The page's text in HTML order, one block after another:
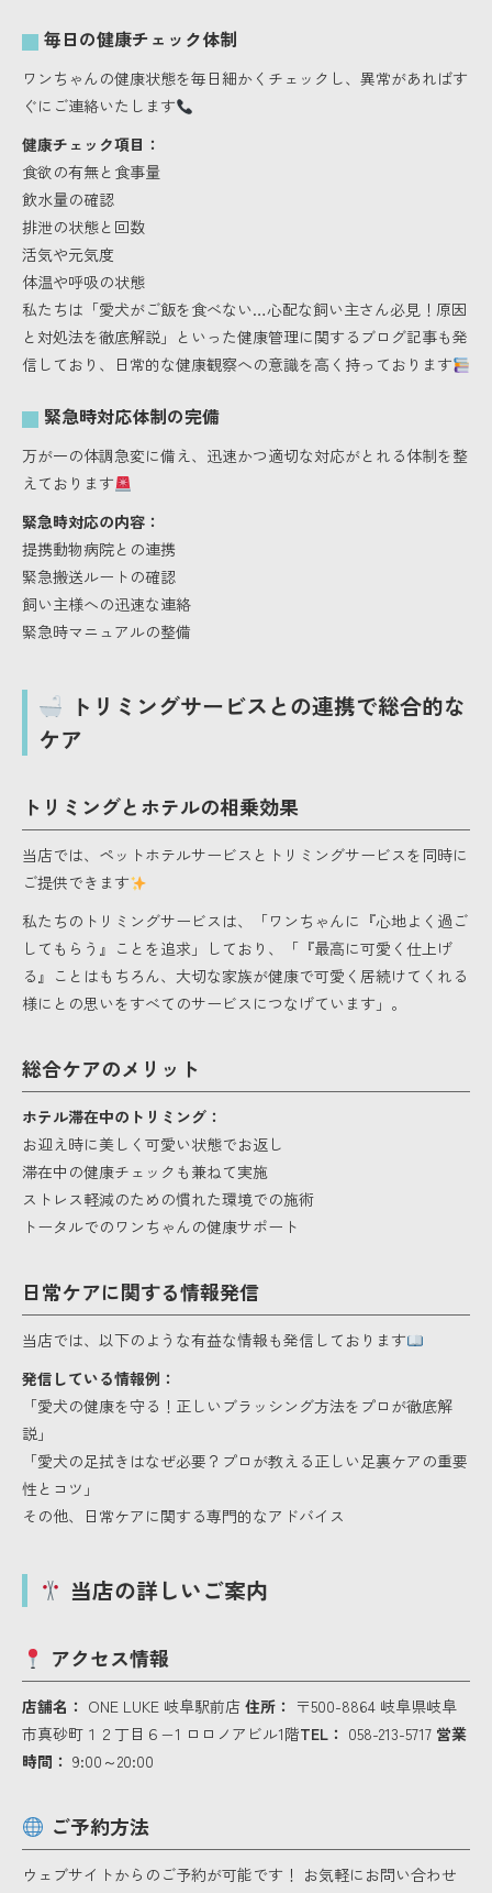
毎日の健康チェック体制
ワンちゃんの健康状態を毎日細かくチェックし、異常があればす
ぐにご連絡いたします
健康チェック項目：
食欲の有無と食事量
飲水量の確認
排泄の状態と回数
活気や元気度
体温や呼吸の状態
私たちは「愛犬がご飯を食べない…心配な飼い主さん必見！原因
と対処法を徹底解説」といった健康管理に関するブログ記事も発
信しており、日常的な健康観察への意識を高く持っております
緊急時対応体制の完備
万が一の体調急変に備え、迅速かつ適切な対応がとれる体制を整
えております
緊急時対応の内容：
提携動物病院との連携
緊急搬送ルートの確認
飼い主様への迅速な連絡
緊急時マニュアルの整備
トリミングサービスとの連携で総合的な
ケア
トリミングとホテルの相乗効果
当店では、ペットホテルサービスとトリミングサービスを同時に
ご提供できます
私たちのトリミングサービスは、「ワンちゃんに『心地よく過ご
してもらう』ことを追求」しており、「『最高に可愛く仕上げ
る』ことはもちろん、大切な家族が健康で可愛く居続けてくれる
様にとの思いをすべてのサービスにつなげています」。
総合ケアのメリット
ホテル滞在中のトリミング：
お迎え時に美しく可愛い状態でお返し
滞在中の健康チェックも兼ねて実施
ストレス軽減のための慣れた環境での施術
トータルでのワンちゃんの健康サポート
日常ケアに関する情報発信
当店では、以下のような有益な情報も発信しております
発信している情報例：
「愛犬の健康を守る！正しいブラッシング方法をプロが徹底解
説」
「愛犬の足拭きはなぜ必要？プロが教える正しい足裏ケアの重要
性とコツ」
その他、日常ケアに関する専門的なアドバイス
当店の詳しいご案内
アクセス情報
店舗名： ONE LUKE 岐阜駅前店 住所： 〒500-8864 岐阜県岐阜
市真砂町１２丁目６−1 ロロノアビル1階TEL： 058-213-5717 営業
時間： 9:00～20:00
ご予約方法
ウェブサイトからのご予約が可能です！ お気軽にお問い合わせ